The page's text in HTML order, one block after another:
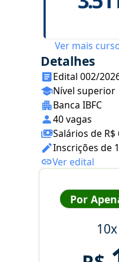
Ver mais
Detalhes
Edital 002/
Nível superior
Banca IBFC
40 vagas
Salários de R$
Inscrições de
Ver edital
Por